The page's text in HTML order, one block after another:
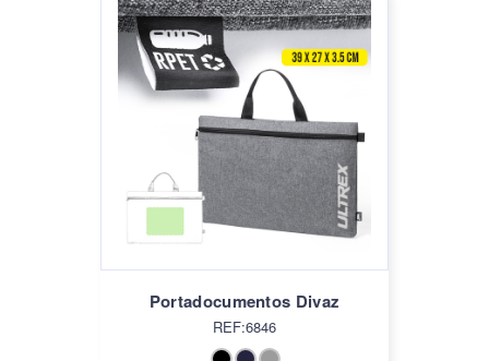
Portadocumentos Divaz
REF:6846